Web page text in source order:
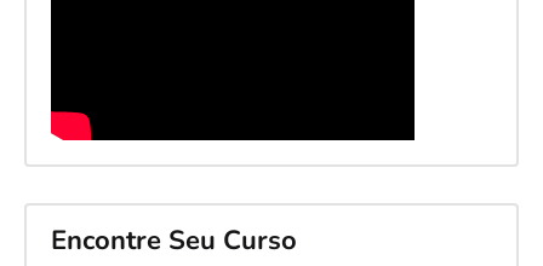
Encontre Seu Curso